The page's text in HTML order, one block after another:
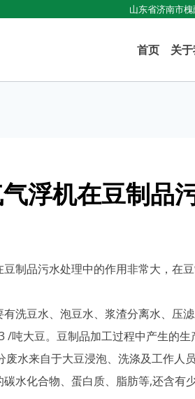
山东省济南市
首页 关
浮机在豆制品
豆制品污水处理中的作用非常大，在
豆水、泡豆水、浆渣分离水、压滤
/吨大豆。豆制品加工过程中产生的
废水来自于大豆浸泡、洗涤及工作
水化合物、蛋白质、脂肪等,还含有